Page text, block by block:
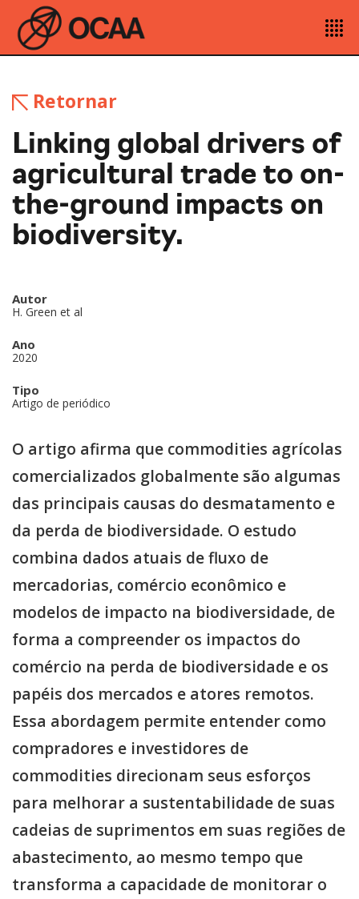
Retornar
Linking global drivers of
agricultural trade to on-
the-ground impacts on
biodiversity.
Autor
H. Green et al
Ano
2020
Tipo
Artigo de periódico
O artigo afirma que commodities agrícolas
comercializados globalmente são algumas
das principais causas do desmatamento e
da perda de biodiversidade. O estudo
combina dados atuais de fluxo de
mercadorias, comércio econômico e
modelos de impacto na biodiversidade, de
forma a compreender os impactos do
comércio na perda de biodiversidade e os
papéis dos mercados e atores remotos.
Essa abordagem permite entender como
compradores e investidores de
commodities direcionam seus esforços
para melhorar a sustentabilidade de suas
cadeias de suprimentos em suas regiões de
abastecimento, ao mesmo tempo que
transforma a capacidade de monitorar o